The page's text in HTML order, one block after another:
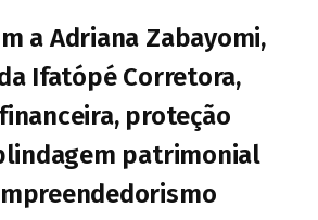
a Adriana Zabayomi,
Ifatópé Corretora,
proteção
patrimonial